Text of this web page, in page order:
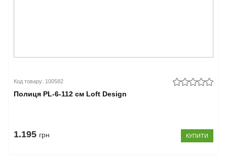
Код товару: 100582
Полиця PL-6-112 см Loft Design
1.195 грн КУПИТИ